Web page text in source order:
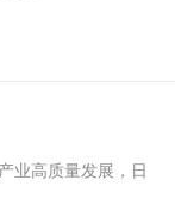
业高质量发展，日